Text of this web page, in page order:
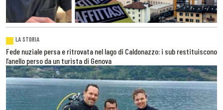
LA STORIA
Fede nuziale persa e ritrovata nel lago di Caldonazzo: i sub restituiscono
l’anello perso da un turista di Genova